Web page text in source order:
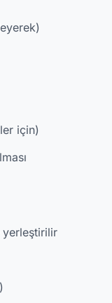
için)
yerleştirilir